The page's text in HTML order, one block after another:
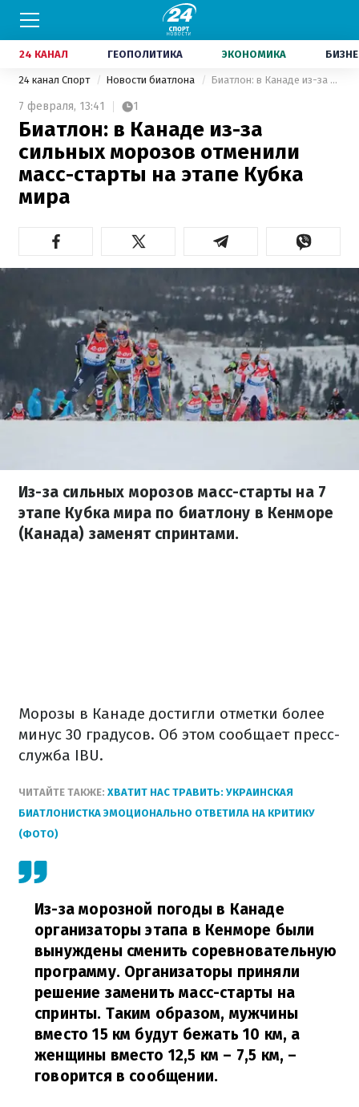
24 КАНАЛ ГЕОПОЛИТИКА ЭКОНОМИКА
24 канал Спорт Новости биатлона Биатлон: в Канаде из-за сильных морозов отменили масс-старты на этапе Кубка мира
7 февраля, 13:41 1
Биатлон: в Канаде из-за
сильных морозов отменили
масс-старты на этапе Кубка
мира
Из-за сильных морозов масс-старты на 7
этапе Кубка мира по биатлону в Кенморе
(Канада) заменят спринтами.
Морозы в Канаде достигли отметки более
минус 30 градусов. Об этом сообщает пресс-
служба IBU.
ЧИТАЙТЕ ТАКЖЕ: ХВАТИТ НАС ТРАВИТЬ: УКРАИНСКАЯ
БИАТЛОНИСТКА ЭМОЦИОНАЛЬНО ОТВЕТИЛА НА КРИТИКУ
(ФОТО)
Из-за морозной погоды в Канаде
организаторы этапа в Кенморе были
вынуждены сменить соревновательную
программу. Организаторы приняли
решение заменить масс-старты на
спринты. Таким образом, мужчины
вместо 15 км будут бежать 10 км, а
женщины вместо 12,5 км – 7,5 км, –
говорится в сообщении.